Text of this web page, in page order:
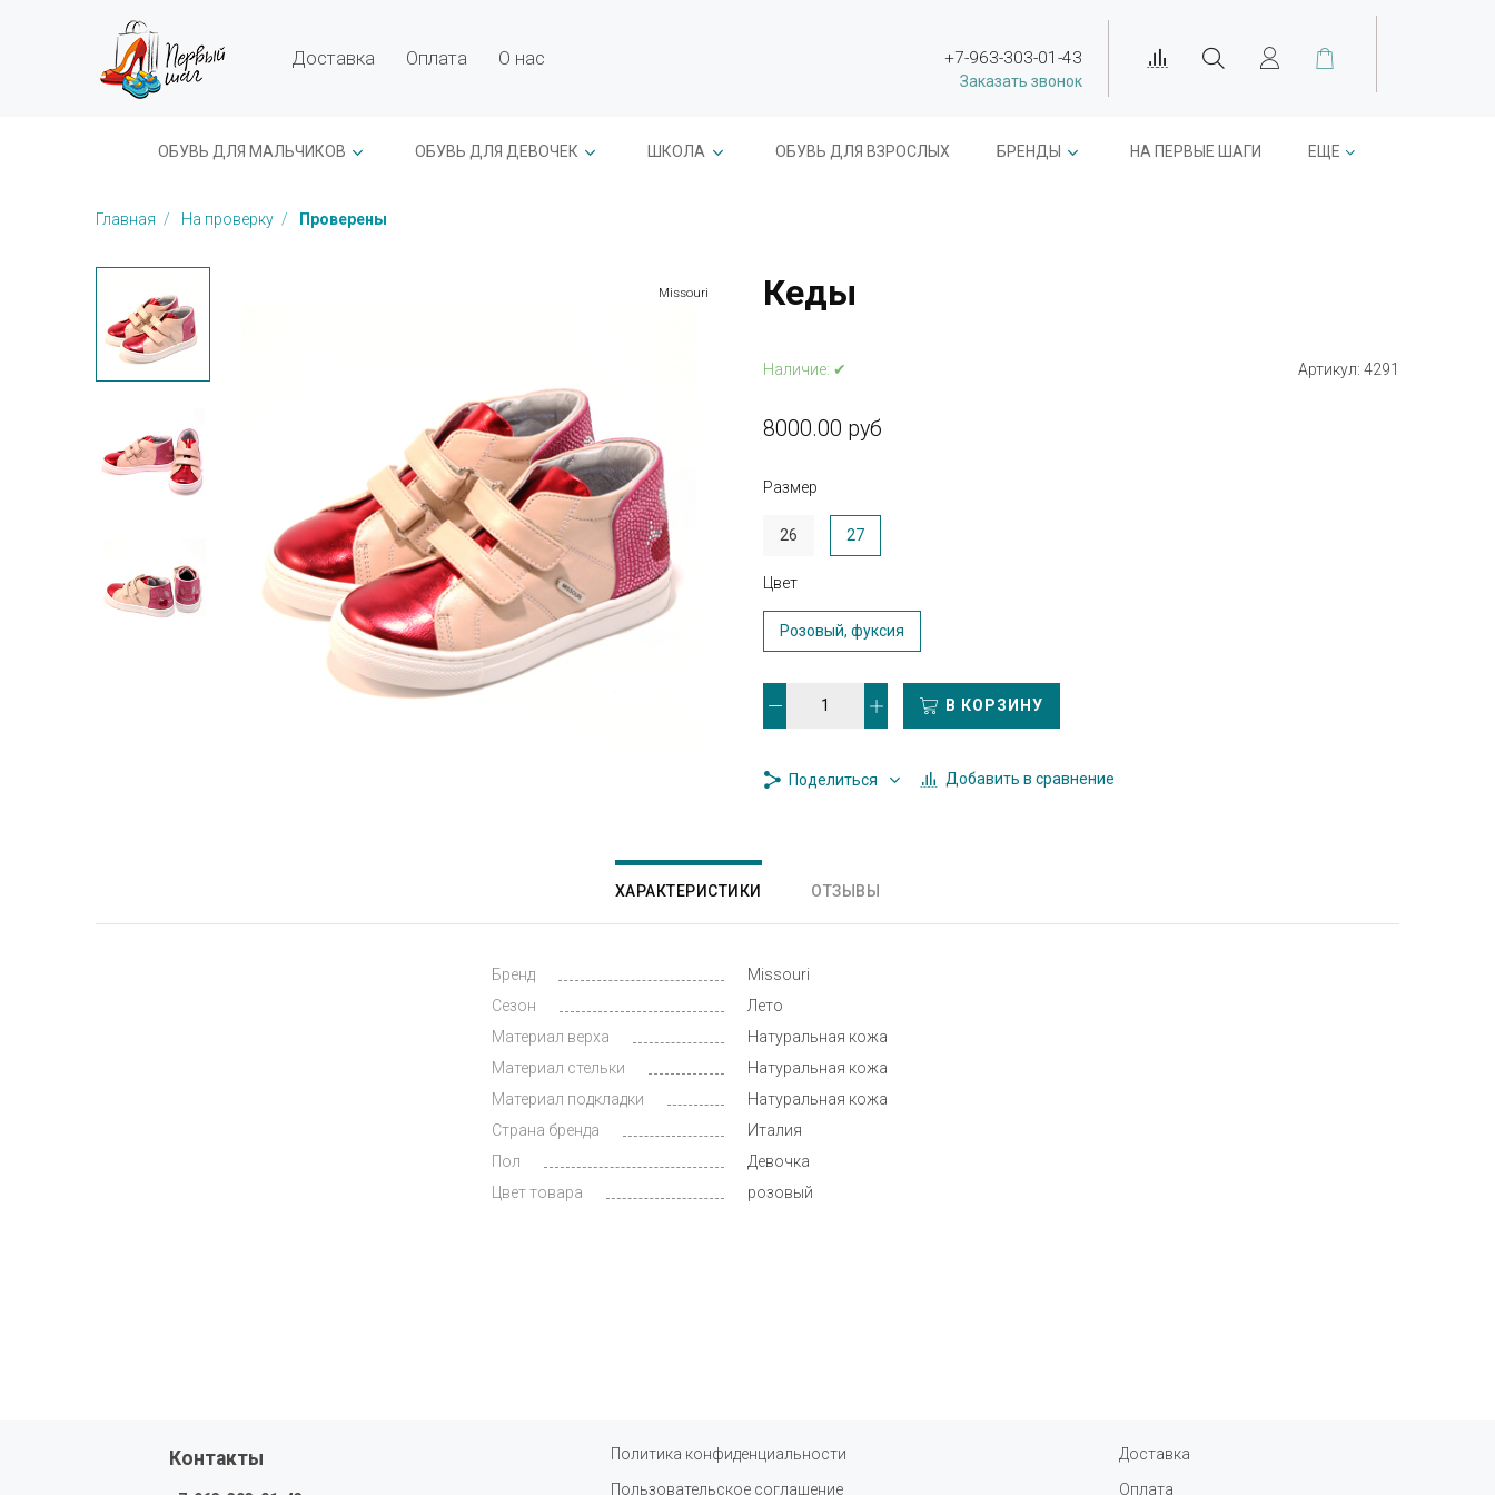
+7-963-303-01-43
Заказать звонок
Доставка Оплата О нас
ОБУВЬ ДЛЯ МАЛЬЧИКОВ ОБУВЬ ДЛЯ ДЕВОЧЕК ШКОЛА ОБУВЬ ДЛЯ ВЗРОСЛЫХ БРЕНДЫ НА ПЕРВЫЕ ШАГИ ЕЩЕ
Главная На проверку Проверены
Missouri Кеды
Наличие: ✔ Артикул: 4291
8000.00 руб
Размер
26 27
Цвет
Розовый, фуксия
В КОРЗИНУ
Поделиться Добавить в сравнение
ХАРАКТЕРИСТИКИ ОТЗЫВЫ
Бренд
Missouri
Сезон
Лето
Материал верха
Натуральная кожа
Материал стельки
Натуральная кожа
Материал подкладки
Натуральная кожа
Страна бренда
Италия
Пол
Девочка
Цвет товара
розовый
Политика конфиденциальности
Пользовательское соглашение
Доставка
Оплата
Контакты